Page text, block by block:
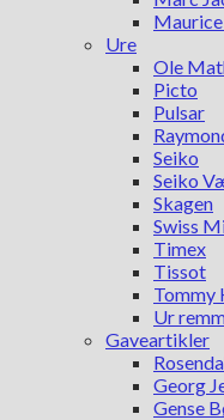
Ure
Ole
Picto
Pulsar
Seiko
Seiko
Skagen
Swiss
Timex
Tissot
Tommy
Ur
Gaveartikler
Georg
Gense